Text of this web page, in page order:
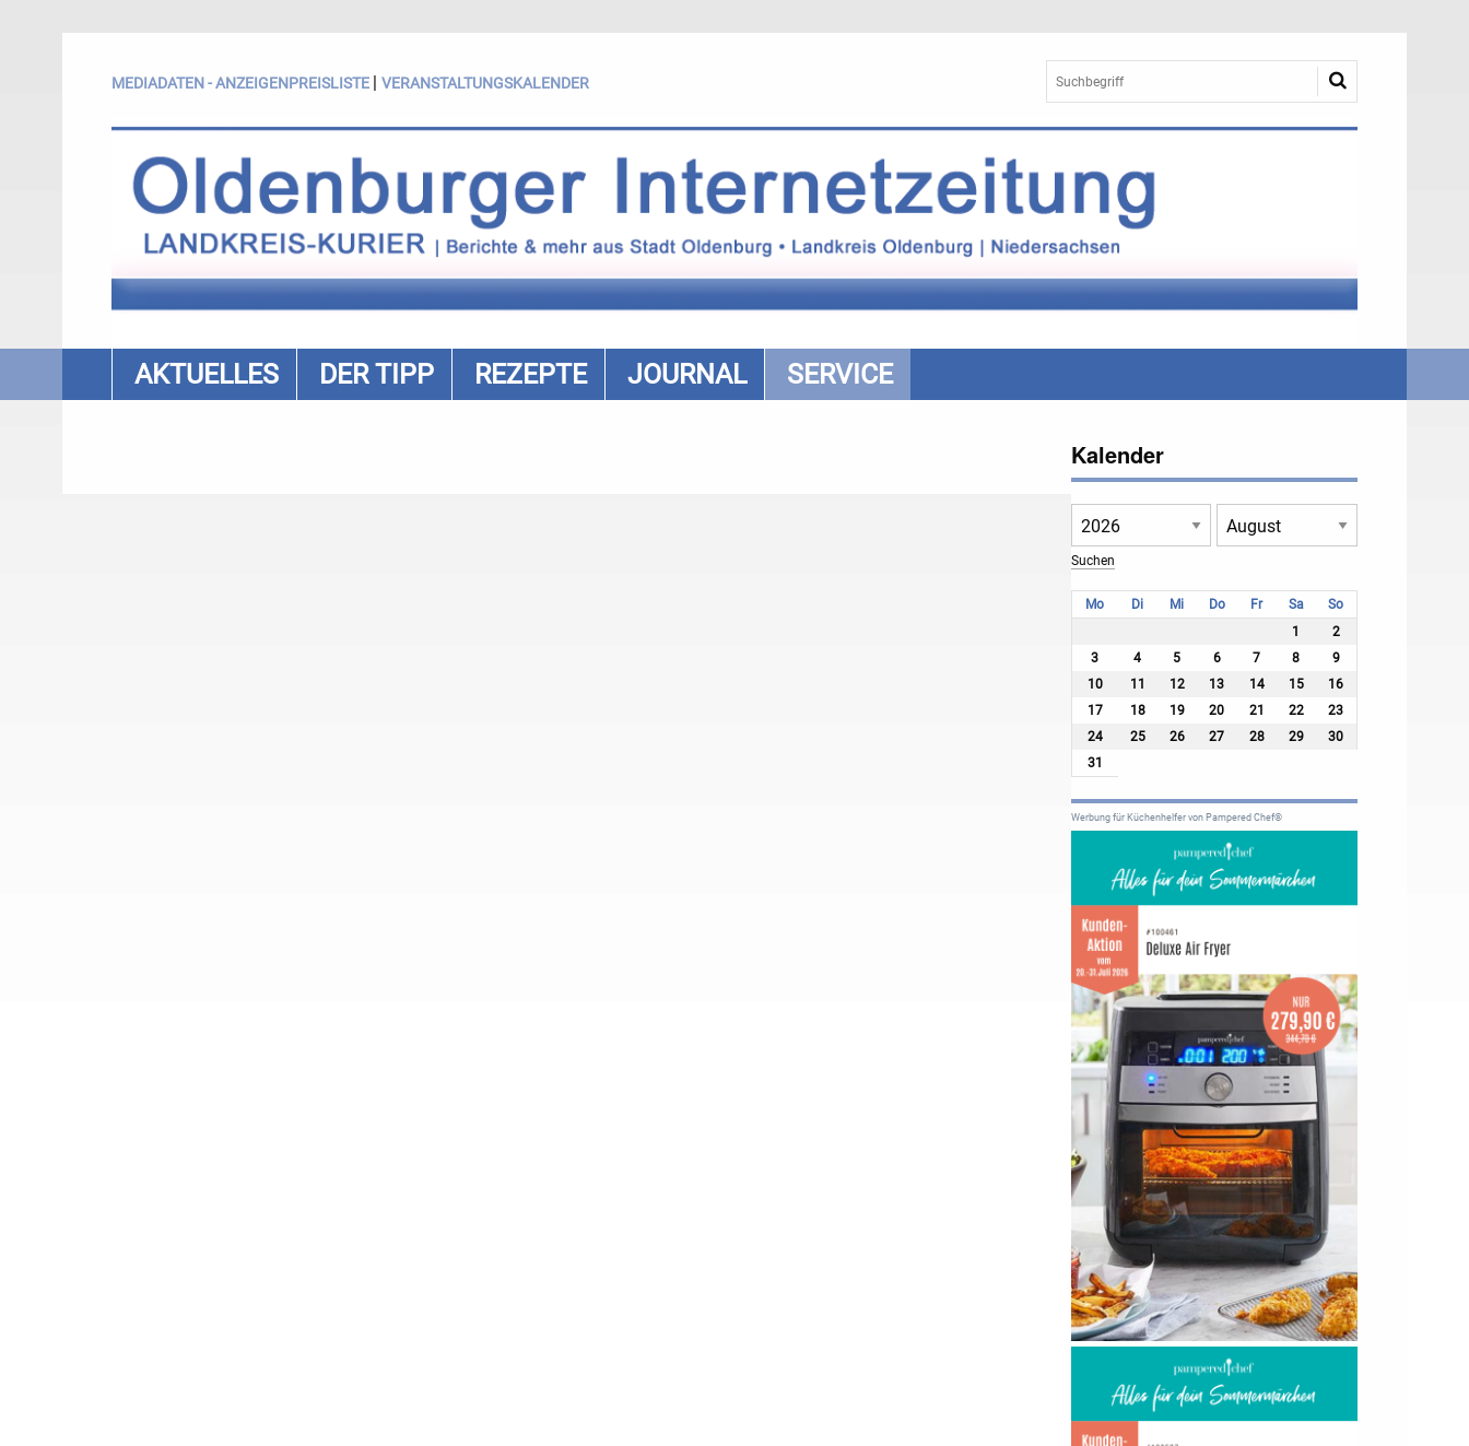
MEDIADATEN - ANZEIGENPREISLISTE | VERANSTALTUNGSKALENDER
AKTUELLES DER TIPP REZEPTE JOURNAL SERVICE
Kalender
Mo Di Mi Do Fr Sa
So
1
2
3
4 5 6 7 8
9
10
11 12 13 14 15
16
17
18 19 20 21 22
23
24
25 26 27 28 29
30
31
Werbung für Küchenhelfer von Pampered Chef®